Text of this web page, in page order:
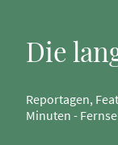
Die
Reportagen,
Minuten -